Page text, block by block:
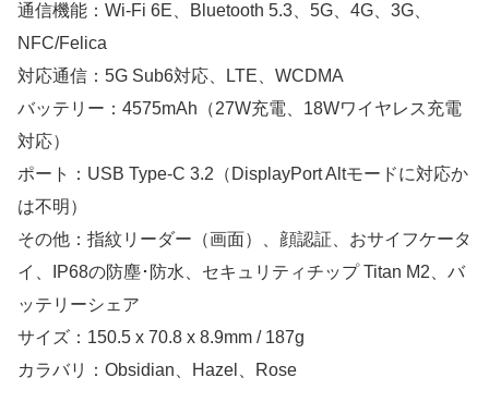
通信機能：Wi-Fi 6E、Bluetooth 5.3、5G、4G、3G、
NFC/Felica
対応通信：5G Sub6対応、LTE、WCDMA
バッテリー：4575mAh（27W充電、18Wワイヤレス充電
対応）
ポート：USB Type-C 3.2（DisplayPort Altモードに対応か
は不明）
その他：指紋リーダー（画面）、顔認証、おサイフケータ
イ、IP68の防塵･防水、セキュリティチップ Titan M2、バ
ッテリーシェア
サイズ：150.5 x 70.8 x 8.9mm / 187g
カラバリ：Obsidian、Hazel、Rose